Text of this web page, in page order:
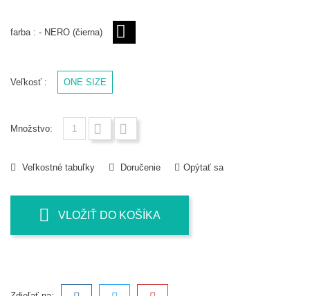
farba : - NERO (čierna)
Veľkosť : ONE SIZE
Množstvo:
Veľkostné tabuľky Doručenie Opýtať sa
VLOŽIŤ DO KOŠÍKA